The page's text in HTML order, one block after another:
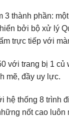
3 thành phần:
bởi bộ xử lý
trực tiếp với
với trang bị 1
mẽ, đầy uy lực.
hệ thống 8 trình
nốt cao